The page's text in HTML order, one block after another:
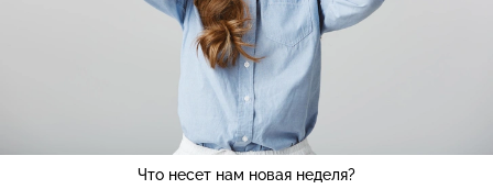
Что несет нам новая неделя?